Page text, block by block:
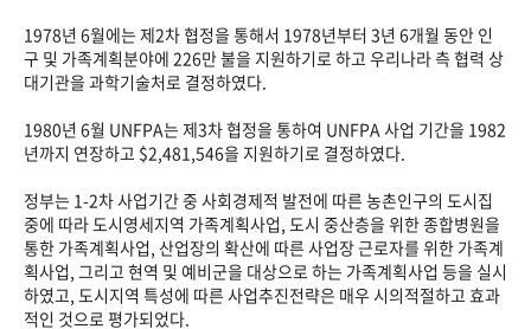
1978년 6월에는 제2차 협정을 통해서 1978년부터 3년 6개월 동안 인
구 및 가족계획분야에 226만 불을 지원하기로 하고 우리나라 측 협력 상
대기관을 과학기술처로 결정하였다.
1980년 6월 UNFPA는 제3차 협정을 통하여 UNFPA 사업 기간을 1982
년까지 연장하고 $2,481,546을 지원하기로 결정하였다.
정부는 1-2차 사업기간 중 사회경제적 발전에 따른 농촌인구의 도시집
중에 따라 도시영세지역 가족계획사업, 도시 중산층을 위한 종합병원을
통한 가족계획사업, 산업장의 확산에 따른 사업장 근로자를 위한 가족계
획사업, 그리고 현역 및 예비군을 대상으로 하는 가족계획사업 등을 실시
하였고, 도시지역 특성에 따른 사업추진전략은 매우 시의적절하고 효과
적인 것으로 평가되었다.